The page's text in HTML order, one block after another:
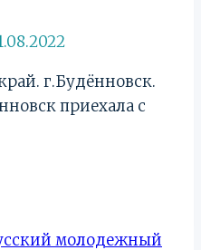
г.Будённовск.
приехала с